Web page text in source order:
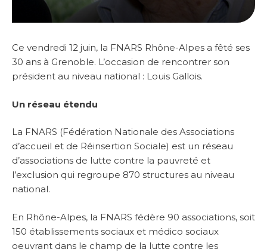
Ce vendredi 12 juin, la FNARS Rhône-Alpes a fêté ses
30 ans à Grenoble. L’occasion de rencontrer son
président au niveau national : Louis Gallois.
Un réseau étendu
La FNARS (Fédération Nationale des Associations
d’accueil et de Réinsertion Sociale) est un réseau
d’associations de lutte contre la pauvreté et
l’exclusion qui regroupe 870 structures au niveau
national.
En Rhône-Alpes, la FNARS fédère 90 associations, soit
150 établissements sociaux et médico sociaux
oeuvrant dans le champ de la lutte contre les